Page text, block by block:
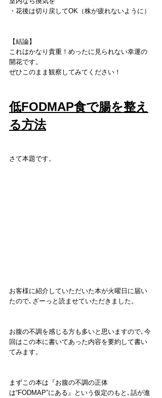
・花後は切り戻してOK（株が疲れないように）
【結論】
これはかなり貴重！めったに見られない幸運の
開花です。
ぜひこのまま観察してみてください！
低FODMAP食で腸を整え
る方法
さて本題です。
お客様に紹介していただいた本が火曜日に届い
たので､ざーっと読ませていただきました。
お腹の不調を感じる方も多いと思いますので､今
回はこの本に書いてあった内容を要約して書い
てみます。
まずこの本は『お腹の不調の正体
は“FODMAP”にある』という仮定のもと､話が進